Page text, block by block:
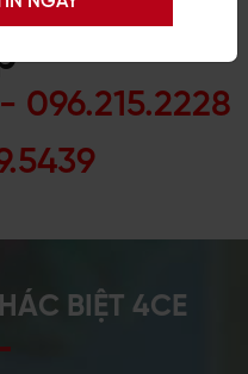
Anh giao
096.215.2228
BIỆT 4CE